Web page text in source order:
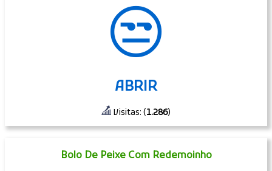
😒
ABRIR
Visitas: (1.286)
Bolo De Peixe Com Redemoinho